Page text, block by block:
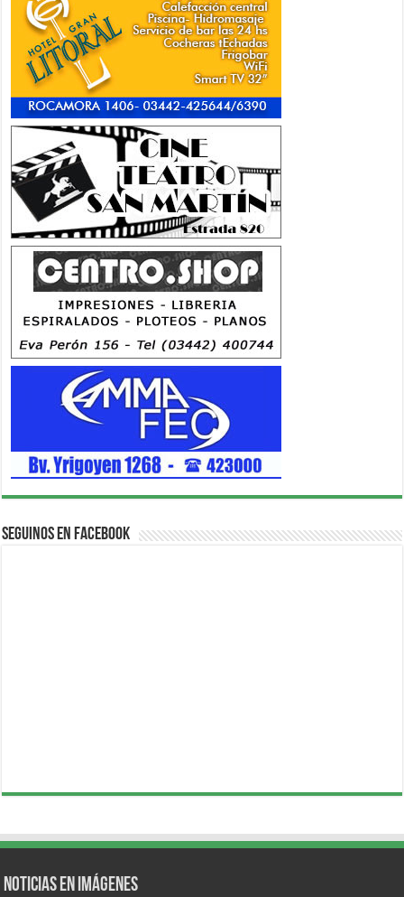
Seguinos en Facebook
Noticias en Imágenes